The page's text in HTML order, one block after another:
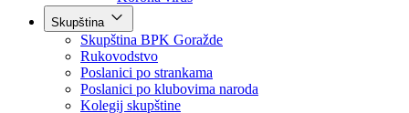
Izvještaj OC Uprave
Informacije o gripi H1N1
Korona virus
Skupština
Skupština BPK Goražde
Rukovodstvo